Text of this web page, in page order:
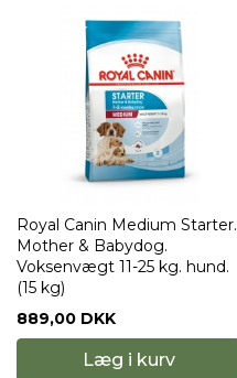
Royal Canin Medium Starter.
Mother & Babydog.
Voksenvægt 11-25 kg. hund.
(15 kg)
889,00 DKK
Læg i kurv